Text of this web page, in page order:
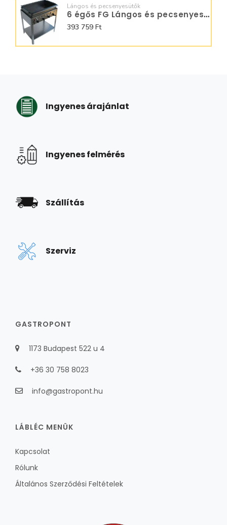
Lángos és pecsenyesütők
6 égős FG Lángos és pecsenyesütő - BGS-6.1 L
393 759 Ft
Ingyenes árajánlat
Ingyenes felmérés
Szállítás
Szerviz
GASTROPONT
1173 Budapest 522 u 4
+36 30 758 8023
info@gastropont.hu
LÁBLÉC MENÜK
Kapcsolat
Rólunk
Általános Szerződési Feltételek